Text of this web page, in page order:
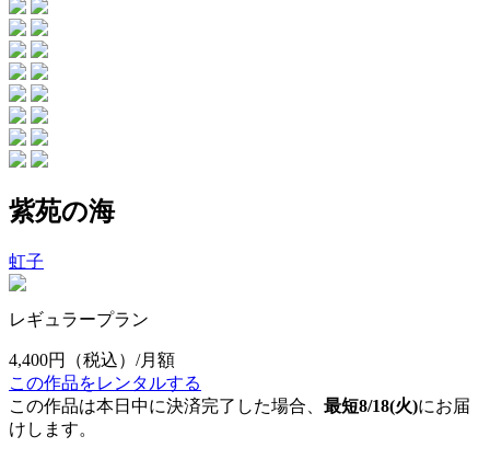
紫苑の海
虹子
レギュラープラン
4,400円
（税込）/月額
この作品をレンタルする
この作品は本日中に決済完了した場合、 最短8/18(火)にお届
けします。